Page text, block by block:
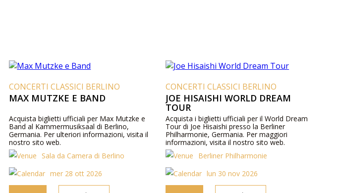
CONCERTI CLASSICI BERLINO
MAX MUTZKE E BAND
Acquista biglietti ufficiali per Max Mutzke e
Band al Kammermusiksaal di Berlino,
Germania. Per ulteriori informazioni, visita il
nostro sito web.
Sala da Camera di Berlino
mer 28 ott 2026
CONCERTI CLASSICI BERLINO
JOE HISAISHI WORLD DREAM
TOUR
Acquista i biglietti ufficiali per il World Dream
Tour di Joe Hisaishi presso la Berliner
Philharmonie, Germania. Per maggiori
informazioni, visita il nostro sito web.
Berliner Philharmonie
lun 30 nov 2026